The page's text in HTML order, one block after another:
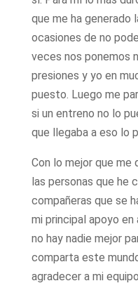
que me ha generado
ocasiones de no
veces nos ponemos
presiones y yo en
puesto. Luego me
si un entreno no lo
que llegaba a eso lo
Con lo mejor que me
las personas que he
compañeras que se
mi principal apoyo en
no hay nadie mejor
comparta este
agradecer a mi equipo